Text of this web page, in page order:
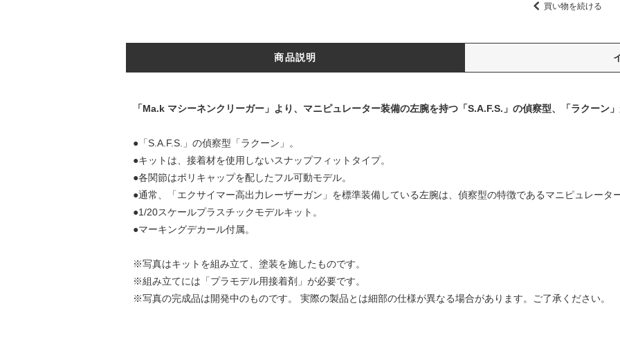
買い物を続ける
商品説明
「Ma.k マシーネンクリーガー」より、マニピュレーター装備の左腕を持つ「S.A.F.S.」の偵察型、「ラクーン
●「S.A.F.S.」の偵察型「ラクーン」。
●キットは、接着材を使用しないスナップフィットタイプ。
●各関節はポリキャップを配したフル可動モデル。
●通常、「エクサイマー高出力レーザーガン」を標準装備している左腕は、偵察型の特徴であるマニピュレータ
●1/20スケールプラスチックモデルキット。
●マーキングデカール付属。
※写真はキットを組み立て、塗装を施したものです。
※組み立てには「プラモデル用接着剤」が必要です。
※写真の完成品は開発中のものです。 実際の製品とは細部の仕様が異なる場合があります。ご了承ください。